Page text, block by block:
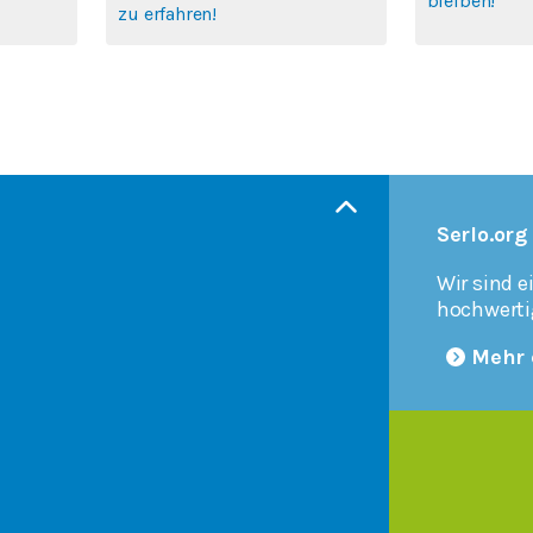
zu erfahren!
Wir sind
Mehr